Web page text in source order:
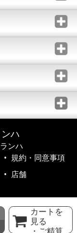
カートを
見る
ハ
ンハ
規約・同意事項
店舗
Reserved.